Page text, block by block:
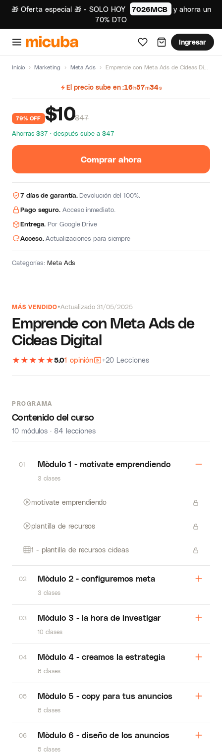
🎁 Oferta especial 🎁 - SOLO HOY 7026MCB
y ahorra un
70% DTO
Ingresar
Inicio › Marketing › Meta Ads › Emprende con Meta Ads de Cideas Digital
MÁS VENDIDO Actualizado 31/05/2025
Emprende con Meta Ads de
Cideas Digital
★ ★ ★ ★ ★5.01 opinión +20 Lecciones
PROGRAMA
Contenido del curso
10 módulos · 84 lecciones
01 Mòdulo 1 - motivate emprendiendo
3 clases
motivate emprendiendo
plantilla de recursos
1 - plantilla de recursos cideas
02 Mòdulo 2 - configuremos meta
3 clases
03 Mòdulo 3 - la hora de investigar
10 clases
04 Mòdulo 4 - creamos la estrategia
8 clases
05 Mòdulo 5 - copy para tus anuncios
8 clases
06 Mòdulo 6 - diseño de los anuncios
5 clases
El precio sube en 16h57m33s
79% OFF $10$47
Ahorras $37 · después sube a $47
Comprar ahora
7 días de garantía.Devolución del 100%.
Pago seguro. Acceso inmediato.
Entrega. Por Google Drive
Acceso.Actualizaciones para siempre
Categorías:Meta Ads